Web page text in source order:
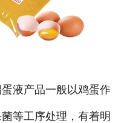
走进德谷
联系我们
液产品一般以鸡蛋作
等工序处理，有着明